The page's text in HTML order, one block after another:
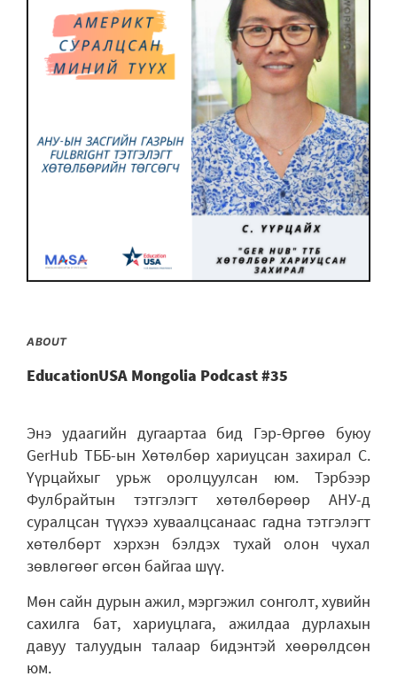
ABOUT
EducationUSA Mongolia Podcast #35
Энэ удаагийн дугаартаа бид Гэр-Өргөө буюу
GerHub ТББ-ын Хөтөлбөр хариуцсан захирал С.
Үүрцайхыг урьж оролцуулсан юм. Тэрбээр
Фулбрайтын тэтгэлэгт хөтөлбөрөөр АНУ-д
суралцсан түүхээ хуваалцсанаас гадна тэтгэлэгт
хөтөлбөрт хэрхэн бэлдэх тухай олон чухал
зөвлөгөөг өгсөн байгаа шүү.
Мөн сайн дурын ажил, мэргэжил сонголт, хувийн
сахилга бат, хариуцлага, ажилдаа дурлахын
давуу талуудын талаар бидэнтэй хөөрөлдсөн
юм.